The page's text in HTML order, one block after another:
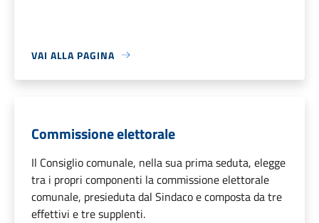
VAI ALLA PAGINA
Commissione elettorale
Il Consiglio comunale, nella sua prima seduta, elegge
tra i propri componenti la commissione elettorale
comunale, presieduta dal Sindaco e composta da tre
effettivi e tre supplenti.